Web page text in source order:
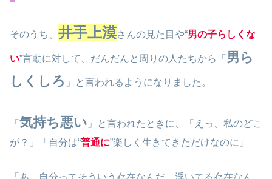
そのうち、 井手上漠さんの見た目や“男の子らしくな
い”言動に対して、だんだんと周りの人たちから「 男ら
しくしろ 」と言われるようになりました。
「 気持ち悪い 」と言われたときに、「えっ、私のどこ
が？」「自分は“普通に”楽しく生きてきただけなのに」
「あ、自分ってそういう存在なんだ。浮いてる存在なん